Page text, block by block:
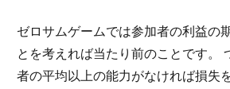
ゼロサムゲームでは参加者の利益の
とを考えれば当たり前のことです。
者の平均以上の能力がなければ損失